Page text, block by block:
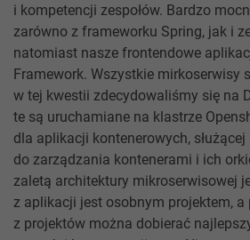
i kompetencji zespołów. Bardzo
zarówno z frameworku Spring, jak i
natomiast nasze frontendowe
Framework. Wszystkie mirkoserwisy
w tej kwestii zdecydowaliśmy się na
te są uruchamiane na klastrze
dla aplikacji kontenerowych,
do zarządzania kontenerami i ich
zaletą architektury mikroserwisowej
z aplikacji jest osobnym projektem, a
z projektów można dobierać